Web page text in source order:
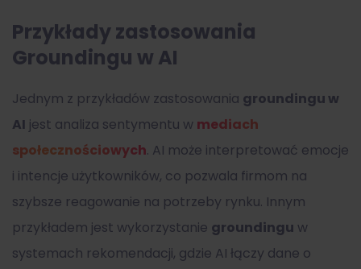
Przykłady zastosowania
Groundingu w AI
Jednym z przykładów zastosowania groundingu w
AI jest analiza sentymentu w mediach
społecznościowych. AI może interpretować emocje
i intencje użytkowników, co pozwala firmom na
szybsze reagowanie na potrzeby rynku. Innym
przykładem jest wykorzystanie groundingu w
systemach rekomendacji, gdzie AI łączy dane o